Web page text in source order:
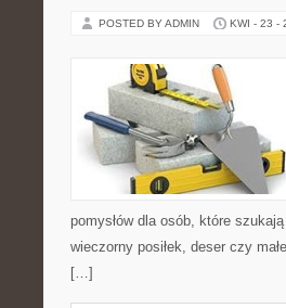
POSTED BY ADMIN KWI - 23 -
pomysłów dla osób, które
wieczorny posiłek, deser czy
[…]